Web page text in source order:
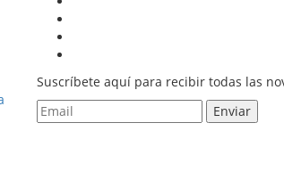
Suscríbete aquí para recibir todas las